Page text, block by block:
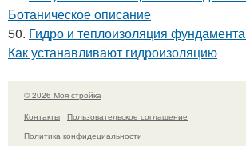
Ботаническое описание
50. Гидро и теплоизоляция
Как устанавливают гидроизоляцию
© 2026 Моя стройка
Контакты
Пользовательское соглашение
Политика конфидециальности